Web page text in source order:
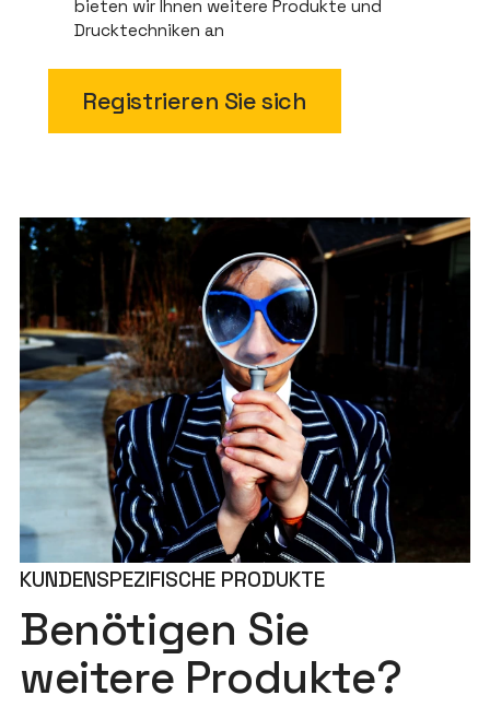
bieten wir Ihnen weitere Produkte und
Drucktechniken an
Registrieren Sie sich
KUNDENSPEZIFISCHE PRODUKTE
Benötigen Sie
weitere Produkte?